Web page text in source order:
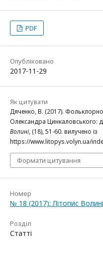
PDF
Опубліковано
2017-11-29
Як цитувати
Дяченко, В. (2017).
Олександра Цинкаловського:
Волині, (18), 51-60. вилучено із
https://www.litopys.volyn.ua/
Формати цитування
Номер
№ 18 (2017): Літопис Волині
Розділ
Статті